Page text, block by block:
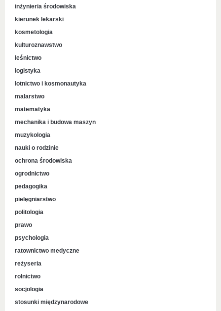
inżynieria środowiska
kierunek lekarski
kosmetologia
kulturoznawstwo
leśnictwo
logistyka
lotnictwo i kosmonautyka
malarstwo
matematyka
mechanika i budowa maszyn
muzykologia
nauki o rodzinie
ochrona środowiska
ogrodnictwo
pedagogika
pielęgniarstwo
politologia
prawo
psychologia
ratownictwo medyczne
reżyseria
rolnictwo
socjologia
stosunki międzynarodowe